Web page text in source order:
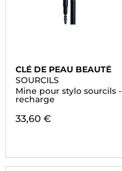
CLÉ DE PEAU BEAUTÉ
SOURCILS
Mine pour stylo sourcils -
recharge
33,60 €